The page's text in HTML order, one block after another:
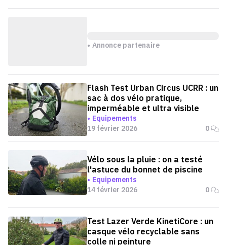
Annonce partenaire
Flash Test Urban Circus UCRR : un
sac à dos vélo pratique,
imperméable et ultra visible
Equipements
19 février 2026
0
Vélo sous la pluie : on a testé
l'astuce du bonnet de piscine
Equipements
14 février 2026
0
Test Lazer Verde KinetiCore : un
casque vélo recyclable sans
colle ni peinture